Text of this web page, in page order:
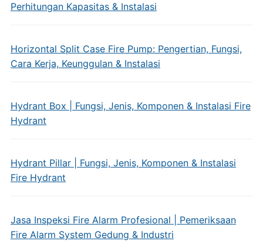
Perhitungan Kapasitas & Instalasi
Horizontal Split Case Fire Pump: Pengertian, Fungsi,
Cara Kerja, Keunggulan & Instalasi
Hydrant Box | Fungsi, Jenis, Komponen & Instalasi Fire
Hydrant
Hydrant Pillar | Fungsi, Jenis, Komponen & Instalasi
Fire Hydrant
Jasa Inspeksi Fire Alarm Profesional | Pemeriksaan
Fire Alarm System Gedung & Industri